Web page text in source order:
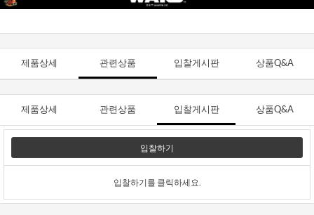
제품상세 관련상품 입찰게시판 상품Q&A
제품상세 관련상품 입찰게시판 상품Q&A
입찰하기
입찰하기를 클릭하세요.